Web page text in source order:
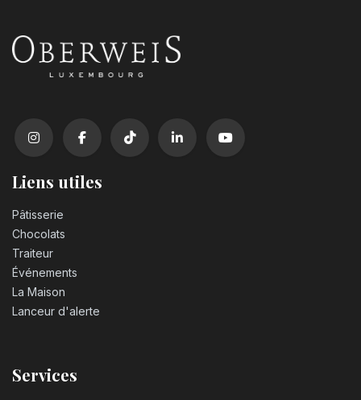
Liens utiles
Pâtisserie
Chocolats
Traiteur
Événements
La Maison
Lanceur d'alerte
Services